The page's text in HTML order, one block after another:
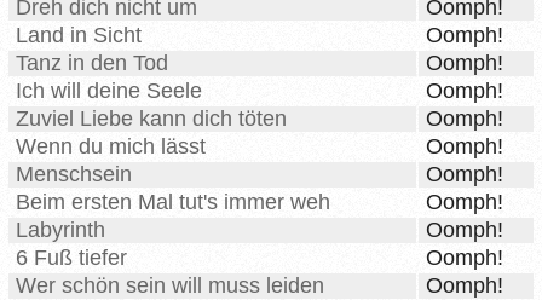
Dreh dich nicht um
Oomph!
Land in Sicht
Oomph!
Tanz in den Tod
Oomph!
Ich will deine Seele
Oomph!
Zuviel Liebe kann dich töten
Oomph!
Wenn du mich lässt
Oomph!
Menschsein
Oomph!
Beim ersten Mal tut's immer weh
Oomph!
Labyrinth
Oomph!
6 Fuß tiefer
Oomph!
Wer schön sein will muss leiden
Oomph!